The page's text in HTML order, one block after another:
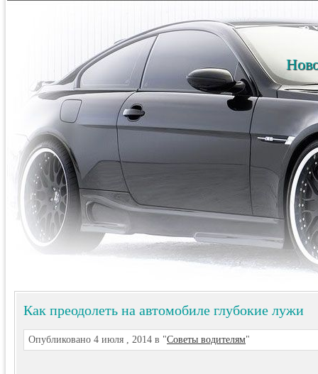
Как преодолеть на автомобиле глубокие лужи
Опубликовано 4 июля , 2014 в "Советы водителям"